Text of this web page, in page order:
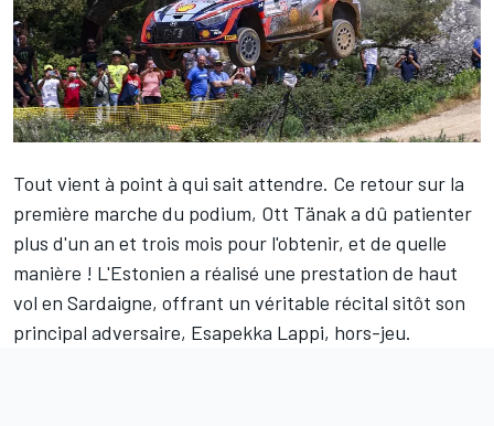
Tout vient à point à qui sait attendre. Ce retour sur la
première marche du podium, Ott Tänaka dû patienter
plus d'un an et trois mois pour l'obtenir, et de quelle
manière ! L'Estonien a réalisé une prestation de haut
vol en Sardaigne, offrant un véritable récital sitôt son
principal adversaire, Esapekka Lappi, hors-jeu.